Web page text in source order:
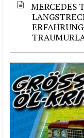
MERCEDES